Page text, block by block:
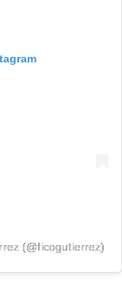
(@ficogutierrez)